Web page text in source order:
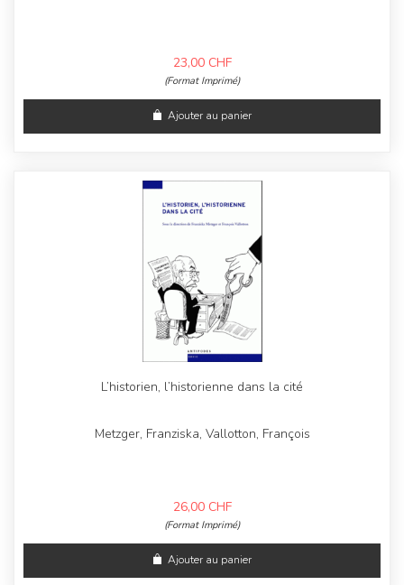
23,00 CHF
(Format Imprimé)
Ajouter au panier
L’historien, l’historienne dans la cité
Metzger, Franziska, Vallotton, François
26,00 CHF
(Format Imprimé)
Ajouter au panier